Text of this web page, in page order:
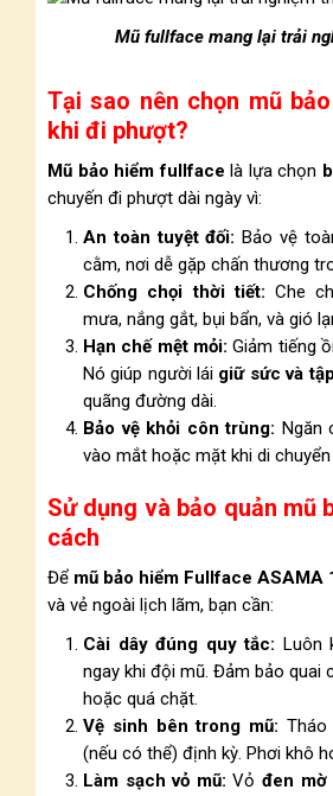
Mũ fullface mang lại trải
Tại sao nên chọn mũ
khi đi phượt?
Mũ bảo hiểm fullface là lựa chọn
chuyến đi phượt dài ngày vì:
An toàn tuyệt đối: Bảo vệ
cằm, nơi dễ gặp chấn thương
Chống chọi thời tiết: Che
mưa, nắng gắt, bụi bẩn, và gió
Hạn chế mệt mỏi: Giảm tiếng
Nó giúp người lái giữ sức và
quãng đường dài.
Bảo vệ khỏi côn trùng: Ngăn
vào mắt hoặc mặt khi di
Sử dụng và bảo quản mũ
cách
Để mũ bảo hiểm Fullface ASAMA
và vẻ ngoài lịch lãm, bạn cần:
Cài dây đúng quy tắc: Luôn
ngay khi đội mũ. Đảm bảo quai
hoặc quá chặt.
Vệ sinh bên trong mũ:
(nếu có thể) định kỳ. Phơi khô
Làm sạch vỏ mũ: Vỏđen mờ